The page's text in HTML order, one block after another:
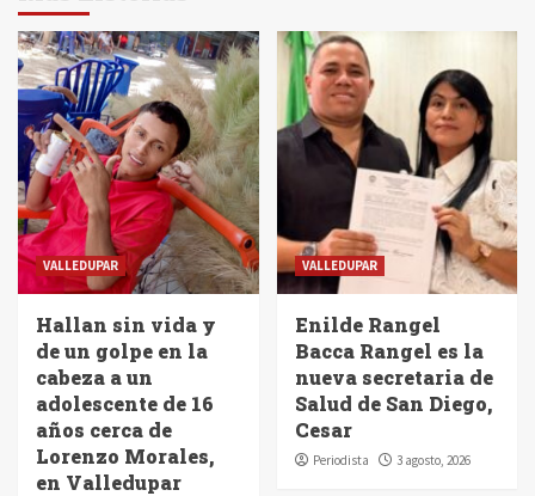
VALLEDUPAR
Hallan sin vida y
de un golpe en la
cabeza a un
adolescente de 16
años cerca de
Lorenzo Morales,
en Valledupar
VALLEDUPAR
Enilde Rangel
Bacca Rangel es la
nueva secretaria de
Salud de San Diego,
Cesar
Periodista 3 agosto, 2026